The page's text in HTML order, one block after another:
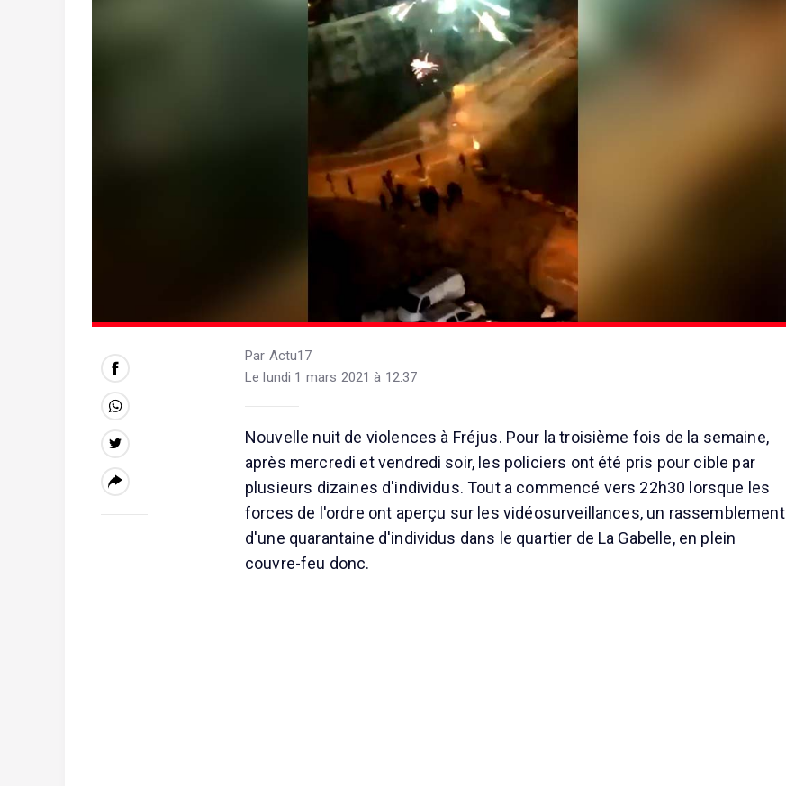
Par Actu17
Le lundi 1 mars 2021 à 12:37
Nouvelle nuit de violences à Fréjus. Pour la troisième fois de la semaine,
après mercredi et vendredi soir, les policiers ont été pris pour cible par
plusieurs dizaines d'individus. Tout a commencé vers 22h30 lorsque les
forces de l'ordre ont aperçu sur les vidéosurveillances, un rassemblement
d'une quarantaine d'individus dans le quartier de La Gabelle, en plein
couvre-feu donc.